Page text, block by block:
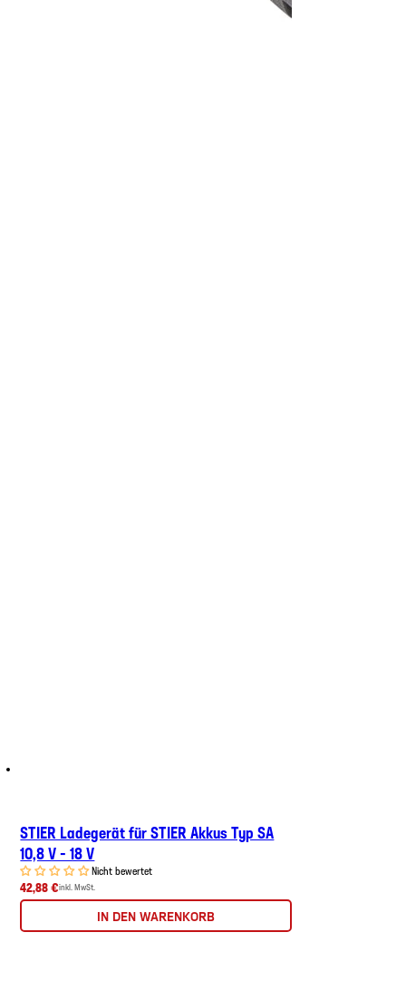
STIER Ladegerät für STIER Akkus Typ SA
10,8 V - 18 V
Nicht bewertet
42,88 €inkl. MwSt.
IN DEN WARENKORB